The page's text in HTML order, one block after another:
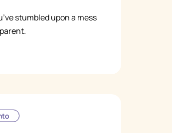
stumbled upon a mess